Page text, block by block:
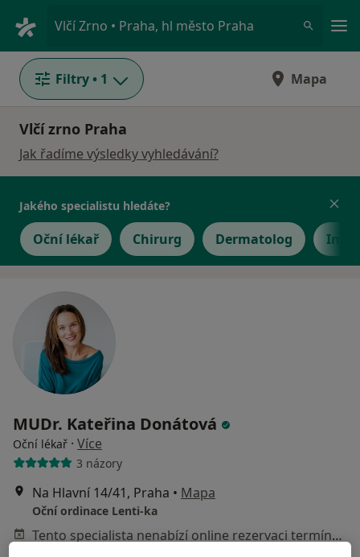
Vlčí Zrno • Praha, hl město Praha
Filtry • 1 Mapa
Vlčí zrno Praha
Jak řadíme výsledky vyhledávání?
Jakého specialistu hledáte?
Oční lékař Chirurg Dermatolog
MUDr. Kateřina Donátová
Oční lékař · Více
3 názory
Na Hlavní 14/41, Praha • Mapa
Oční ordinace Lenti-ka
Tento specialista nenabízí online rezervaci termínu na této adrese.